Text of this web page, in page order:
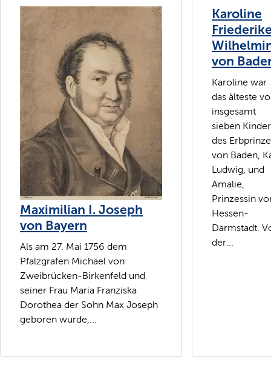
Maximilian I. Joseph
von Bayern
Als am 27. Mai 1756 dem
Pfalzgrafen Michael von
Zweibrücken-Birkenfeld und
seiner Frau Maria Franziska
Dorothea der Sohn Max Joseph
geboren wurde,...
Karoline
von
Karoline war
das älteste
insgesamt
sieben
des
von Baden,
Ludwig, und
Amalie,
Prinzessin
Hessen-
Darmstadt.
der...